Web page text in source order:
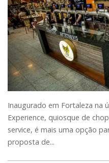
Inaugurado em Fortaleza na
Experience, quiosque de
service, é mais uma opção
proposta de...